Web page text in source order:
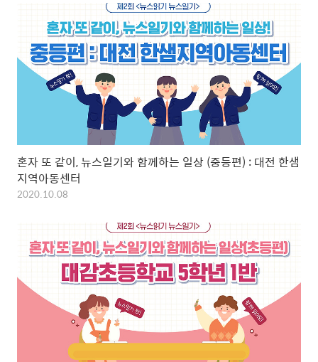
혼자 또 같이, 뉴스일기와 함께하는 일상 (중등편) : 대전 한샘
지역아동센터
2020.10.08